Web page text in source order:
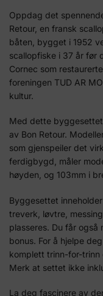
Oppdag det
Retour, en fransk
båten, bygget i 1952
scallopfiske i 37 år før
Cornec som
foreningen TUD AR
kultur.
Med dette
av Bon Retour.
som gjenspeiler det
ferdigbygd, måler
høyden, og 103mm i
Byggesettet
treverk, løvtre,
plasseres. Du får også
bonus. For å hjelpe
komplett trinn-for-trinn
Merk at settet ikke
La deg fascinere av